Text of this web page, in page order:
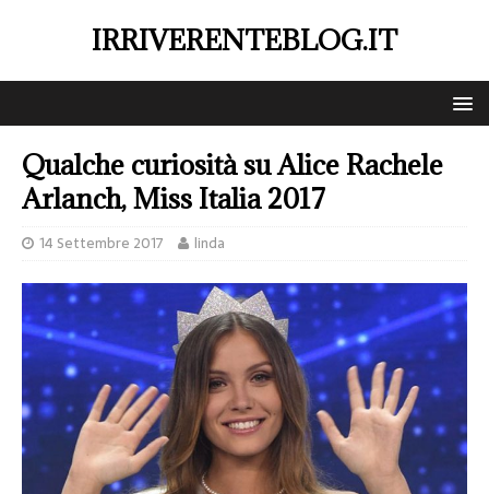
IRRIVERENTEBLOG.IT
Qualche curiosità su Alice Rachele
Arlanch, Miss Italia 2017
14 Settembre 2017 linda